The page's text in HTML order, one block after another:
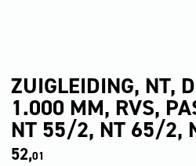
ZUIGLEIDING, NT,
1.000 MM, RVS,
NT 55/2, NT 65/2,
52,01